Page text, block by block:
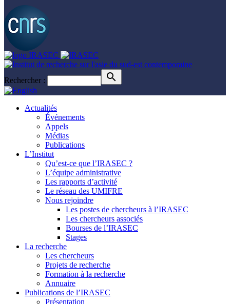
Rechercher :
Actualités
Événements
Appels
Médias
Publications
L’Institut
Qu’est-ce que l’IRASEC ?
L’équipe administrative
Les rapports d’activité
Le réseau des UMIFRE
Nous rejoindre
Les postes de chercheurs à l’IRASEC
Les chercheurs associés
Bourses de l’IRASEC
Stages
La recherche
Les chercheurs
Projets de recherche
Formation à la recherche
Annuaire
Publications de l’IRASEC
Présentation